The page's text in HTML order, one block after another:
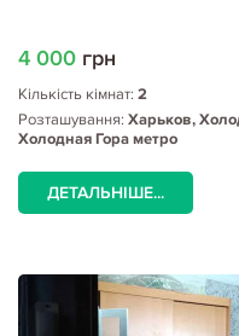
4 000 грн
Кількість кімнат: 2
Розташування: Харьков,
Холодная Гора метро
ДЕТАЛЬНІШЕ...